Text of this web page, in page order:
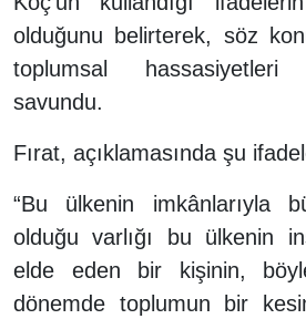
olduğunu belirterek, söz
toplumsal hassasiyetleri
savundu.
Fırat, açıklamasında şu
“Bu ülkenin imkânlarıyla
olduğu varlığı bu ülkenin
elde eden bir kişinin,
dönemde toplumun bir